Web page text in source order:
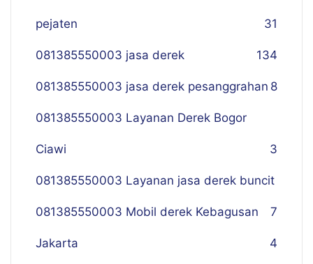
pejaten 31
081385550003 jasa derek 134
081385550003 jasa derek pesanggrahan 8
081385550003 Layanan Derek Bogor
Ciawi 3
081385550003 Layanan jasa derek buncit
7
081385550003 Mobil derek Kebagusan
Jakarta 4